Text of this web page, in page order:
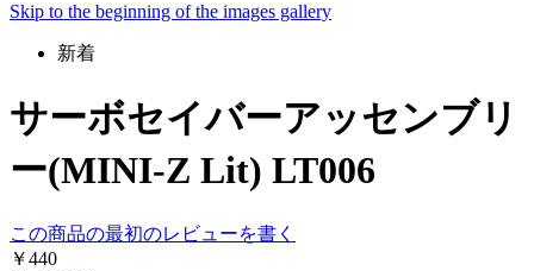
Skip to the beginning of the images gallery
新着
サーボセイバーアッセンブリ
ー(MINI-Z Lit) LT006
この商品の最初のレビューを書く
￥440